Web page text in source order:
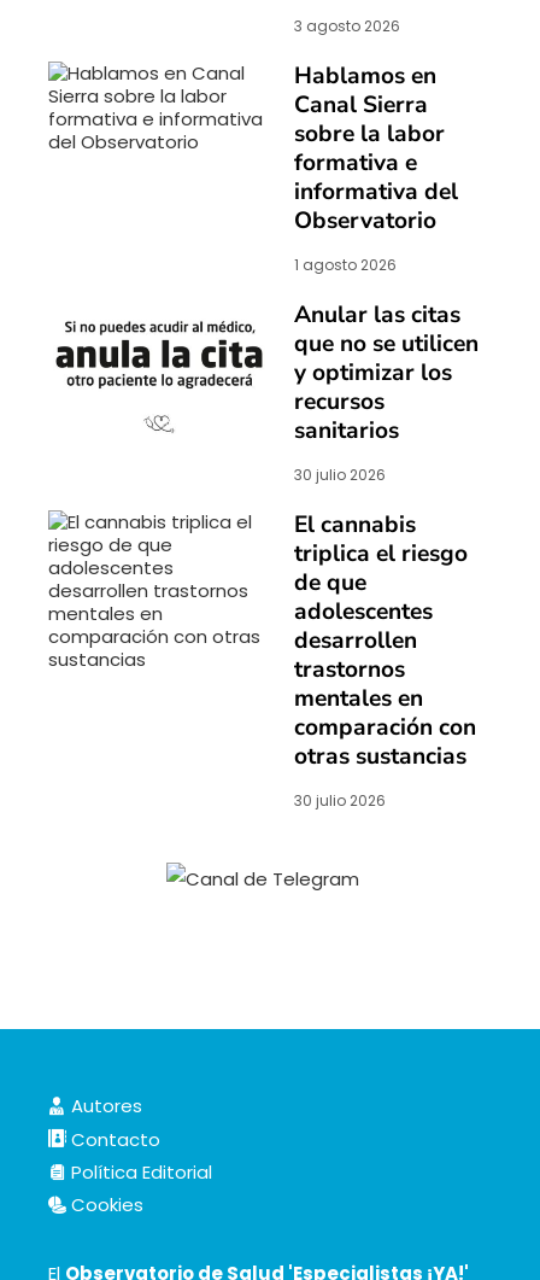
3 agosto 2026
Hablamos en
Canal Sierra
sobre la labor
formativa e
informativa del
Observatorio
1 agosto 2026
Anular las citas
que no se utilicen
y optimizar los
recursos
sanitarios
30 julio 2026
El cannabis
triplica el riesgo
de que
adolescentes
desarrollen
trastornos
mentales en
comparación con
otras sustancias
30 julio 2026
Autores
Contacto
Política Editorial
Cookies
El Observatorio de Salud 'Especialistas ¡YA!'